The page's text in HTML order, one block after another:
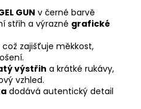
GUN v černé barvě
střih a výrazné grafické
což zajišťuje měkkost,
výstřih a krátké rukávy,
vzhled.
dodává autentický detail